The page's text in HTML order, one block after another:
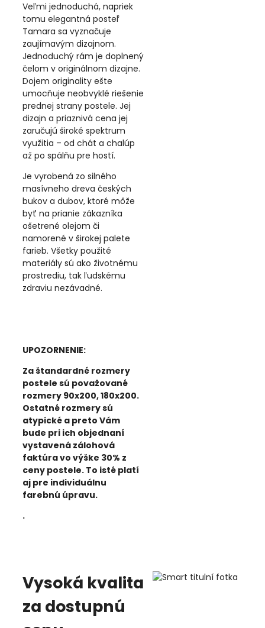
Veľmi jednoduchá, napriek
tomu elegantná posteľ
Tamara sa vyznačuje
zaujímavým dizajnom.
Jednoduchý rám je doplnený
čelom v originálnom dizajne.
Dojem originality ešte
umocňuje neobvyklé riešenie
prednej strany postele. Jej
dizajn a priaznivá cena jej
zaručujú široké spektrum
využitia – od chát a chalúp
až po spálňu pre hostí.
Je vyrobená zo silného
masívneho dreva českých
bukov a dubov, ktoré môže
byť na prianie zákazníka
ošetrené olejom či
namorené v širokej palete
farieb. Všetky použité
materiály sú ako životnému
prostrediu, tak ľudskému
zdraviu nezávadné.
UPOZORNENIE:
Za štandardné rozmery
postele sú považované
rozmery 90x200, 180x200.
Ostatné rozmery sú
atypické a preto Vám
bude pri ich objednaní
vystavená zálohová
faktúra vo výške 30% z
ceny postele. To isté platí
aj pre individuálnu
farebnú úpravu.
.
Vysoká kvalita
za dostupnú